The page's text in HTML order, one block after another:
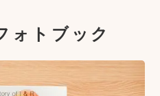
トブック